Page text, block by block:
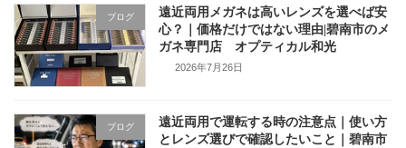
ブログ
遠近両用メガネは高いレンズを選べば安
心？｜価格だけではない理由|碧南市のメ
ガネ専門店 オプティカル和光
2026年7月26日
ブログ
遠近両用で運転する時の注意点｜使い方
とレンズ選びで確認したいこと｜碧南市